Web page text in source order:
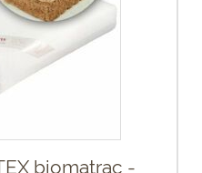
biomatrac -